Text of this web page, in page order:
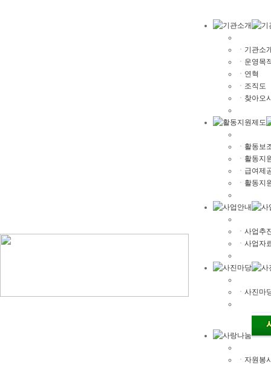
ㆍ 기관소
ㆍ 운영목
ㆍ 연혁
ㆍ 조직도
ㆍ 찾아오
ㆍ 활동보
ㆍ 활동지
ㆍ 급여제
ㆍ 활동지
ㆍ 사업추
ㆍ 사업자
ㆍ 사진마
ㆍ 자원봉